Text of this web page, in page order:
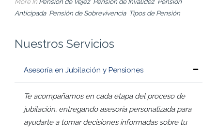
More In Pensión de Vejez Pensión de Invalidez Pensión
Anticipada Pensión de Sobrevivencia Tipos de Pensión
Nuestros Servicios
Asesoría en Jubilación y Pensiones
Te acompañamos en cada etapa del proceso de
jubilación, entregando asesoría personalizada para
ayudarte a tomar decisiones informadas sobre tu